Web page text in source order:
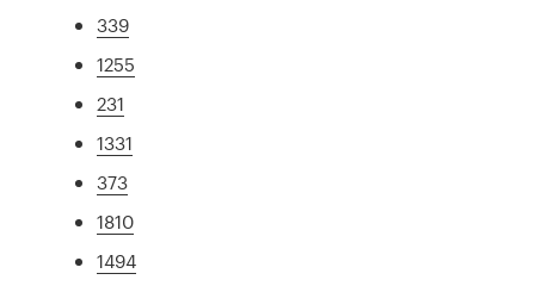
339
1255
231
1331
373
1810
1494